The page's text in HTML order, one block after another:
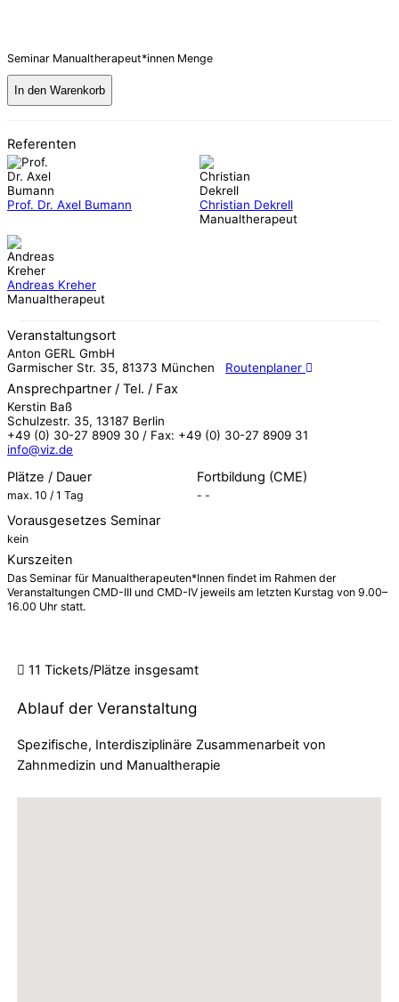
Seminar Manualtherapeut*innen Menge
In den Warenkorb
Referenten
Prof. Dr. Axel Bumann
Christian Dekrell
Manualtherapeut
Andreas Kreher
Manualtherapeut
Veranstaltungsort
Anton GERL GmbH
Garmischer Str. 35, 81373 München Routenplaner
Ansprechpartner / Tel. / Fax
Kerstin Baß
Schulzestr. 35, 13187 Berlin
+49 (0) 30-27 8909 30 / Fax: +49 (0) 30-27 8909 31
info@viz.de
Plätze / Dauer
max. 10 / 1 Tag
Fortbildung (CME)
- -
Vorausgesetzes Seminar
kein
Kurszeiten
Das Seminar für Manualtherapeuten*Innen findet im Rahmen der
Veranstaltungen CMD-III und CMD-IV jeweils am letzten Kurstag von 9.00–
16.00 Uhr statt.
11 Tickets/Plätze insgesamt
Ablauf der Veranstaltung
Spezifische, Interdisziplinäre Zusammenarbeit von
Zahnmedizin und Manualtherapie